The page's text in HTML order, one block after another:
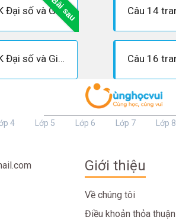
Bài sau
Câu 13 trang 225 SGK Đại số và Giải tích 11 Nâng cao
Câu 15 trang 225 SGK Đại số và Giải tích 11 Nâng cao
4 Lớp 5 Lớp 6 Lớp 7 Lớp 8
Giới thiệu
Về chúng tôi
Điều khoản thỏa thuận